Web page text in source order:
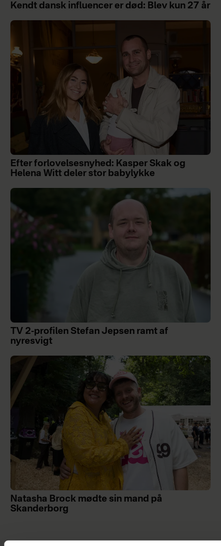
Kendt dansk influencer er død: Blev kun 27 år
Efter forlovelsesnyhed: Kasper Skak og
Helena Witt deler stor babylykke
TV 2-profilen Stefan Jepsen ramt af
nyresvigt
Natasha Brock mødte sin mand på
Skanderborg